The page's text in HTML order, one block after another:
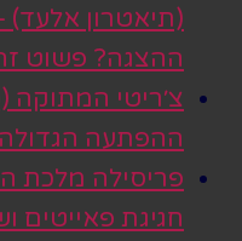
(תיאטרון
ההצגה? פשוט
צ׳ריטי המתוקה
ההפתעה
פריסילה מלכת
חגיגת פאייטים